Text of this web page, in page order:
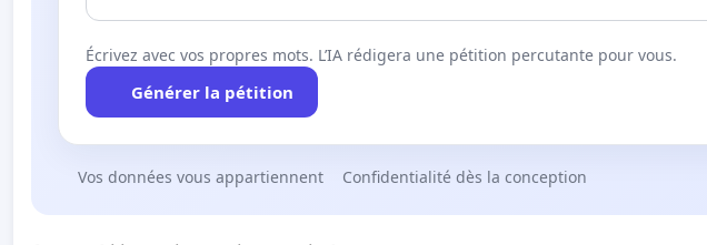
Écrivez avec vos propres mots. L’IA rédigera une pétition percutante pour vous.
Générer la pétition
Vos données vous appartiennent Confidentialité dès la conception